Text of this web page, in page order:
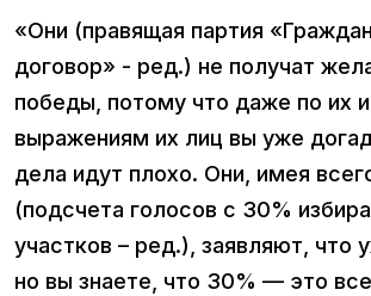
«Они (правящая партия
договор» - ред.) не получат
победы, потому что даже по их
выражениям их лиц вы уже
дела идут плохо. Они, имея
(подсчета голосов с 30%
участков – ред.), заявляют, что
но вы знаете, что 30% — это